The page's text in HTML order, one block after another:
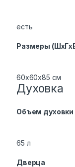
есть
Размеры
60x60x85 см
Духовка
Объем духовки
65 л
Дверца